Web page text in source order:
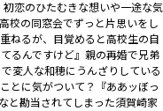
恋のひたむきな想いや一途な気
校の同窓会でずっと片思いをし
ねるが、目覚めると高校生の自
るんですけど』親の再婚で兄弟
変人な和穂にうんざりしている
に気がついて――？『ああッぼっ
と勘当されてしまった須賀崎家